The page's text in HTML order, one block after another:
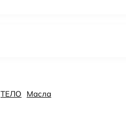
ТЕЛО Масла